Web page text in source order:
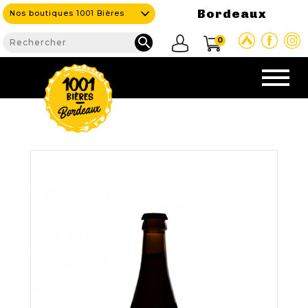
Nos boutiques 1001 Bières Bordeaux
 0

Nouveautés
Nos Bières